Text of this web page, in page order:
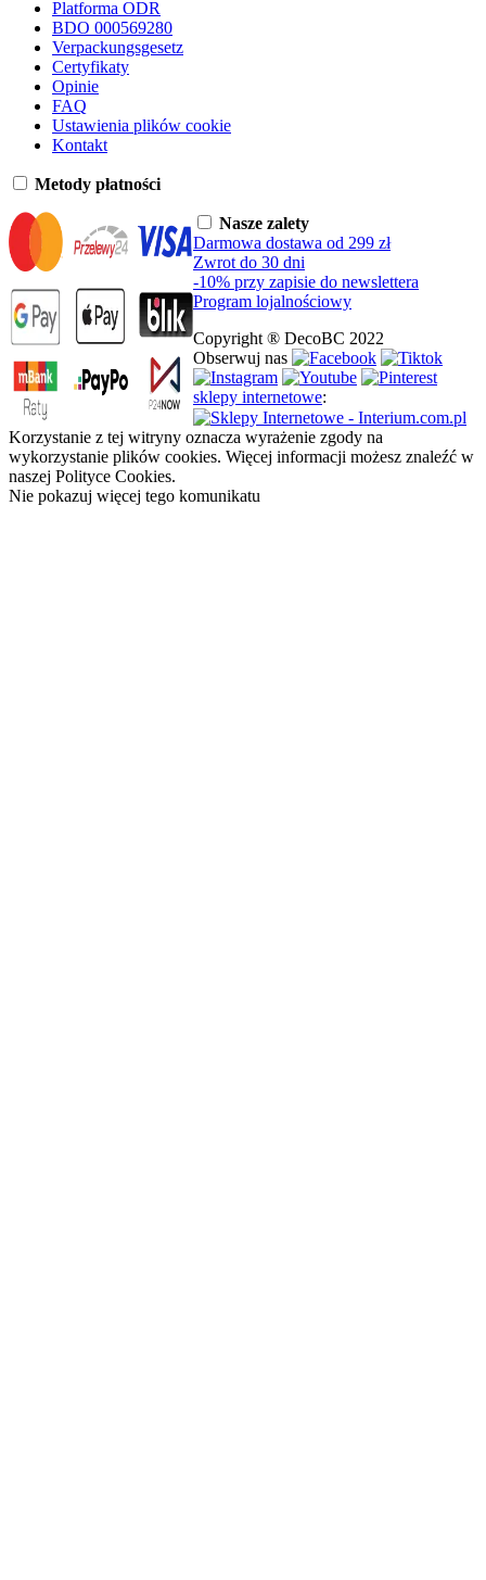
Platforma ODR
BDO 000569280
Verpackungsgesetz
Certyfikaty
Opinie
FAQ
Ustawienia plików cookie
Kontakt
Metody płatności
Nasze zalety
Darmowa dostawa od 299 zł
Zwrot do 30 dni
-10% przy zapisie do newslettera
Program lojalnościowy
Copyright ® DecoBC 2022
Obserwuj nas
sklepy internetowe:
Korzystanie z tej witryny oznacza wyrażenie zgody na
wykorzystanie plików cookies. Więcej informacji możesz znaleźć w
naszej Polityce Cookies.
Nie pokazuj więcej tego komunikatu